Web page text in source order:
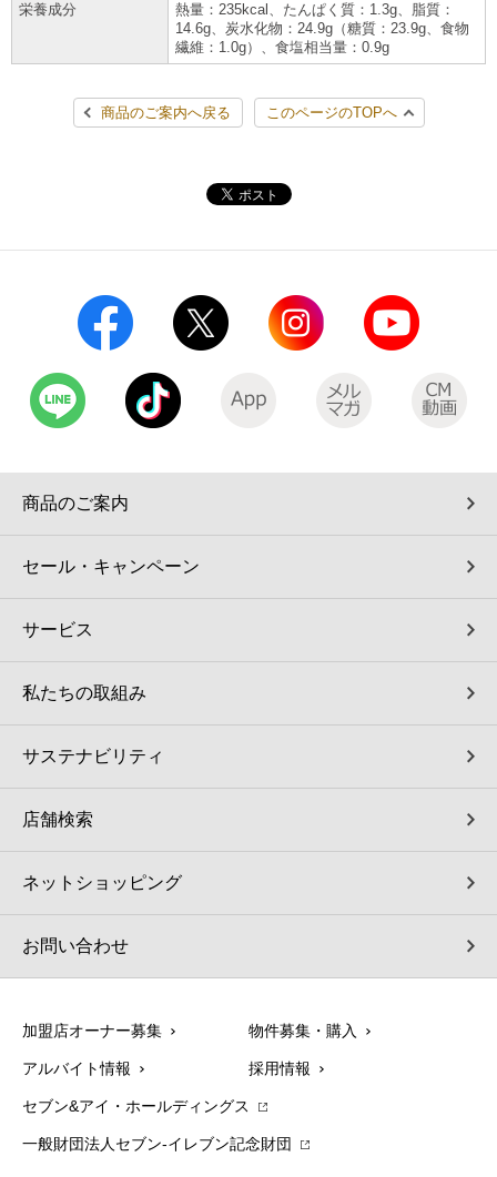
自転車シェアリング（店舗限定）
モバイルバッテリーシェアリング（店舗限定）
セブン-イレブンの歴史
サステナビリティニュース
サステナビリティレポート
English (Services)
한국어(서비스)
栄養成分
熱量：235kcal、たんぱく質：1.3g、脂質：
14.6g、炭水化物：24.9g（糖質：23.9g、食物
繊維：1.0g）、食塩相当量：0.9g
商品のご案内へ戻る このページのTOPへ
商品のご案内
セール・キャンペーン
サービス
私たちの取組み
サステナビリティ
店舗検索
ネットショッピング
お問い合わせ
加盟店オーナー募集 物件募集・購入
アルバイト情報 採用情報
セブン&アイ・ホールディングス
一般財団法人セブン-イレブン記念財団